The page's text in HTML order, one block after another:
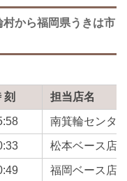
村から福岡県うきは市
刻 担当店名
南箕輪センタ
松本ベース店
福岡ベース店